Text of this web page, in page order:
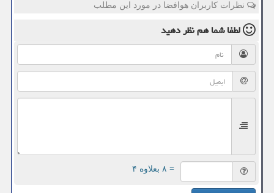
نظرات کاربران هوافضا در مورد این مطلب
لطفا شما همنظر دهید
= ۸ بعلاوه ۴